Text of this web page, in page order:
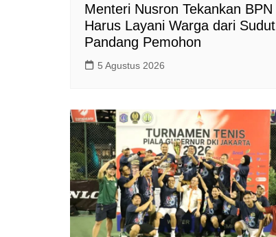
Menteri Nusron Tekankan BPN
Harus Layani Warga dari Sudut
Pandang Pemohon
5 Agustus 2026